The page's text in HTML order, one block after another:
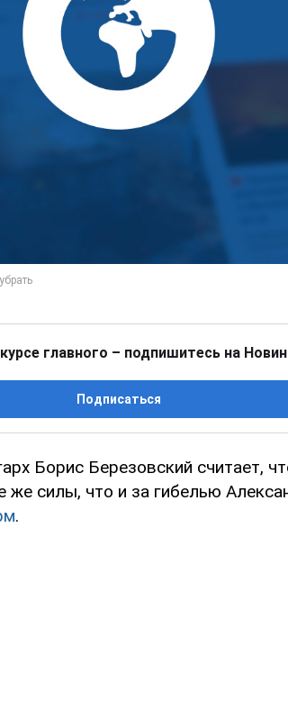
главного – подпишитесь на
Подписаться
Борис Березовский считает,
же силы, что и за гибелью
.